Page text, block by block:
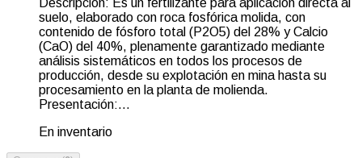
Descripción: Es un fertilizante para aplicación directa al
suelo, elaborado con roca fosfórica molida, con
contenido de fósforo total (P2O5) del 28% y Calcio
(CaO) del 40%, plenamente garantizado mediante
análisis sistemáticos en todos los procesos de
producción, desde su explotación en mina hasta su
procesamiento en la planta de molienda.
Presentación:...
En inventario